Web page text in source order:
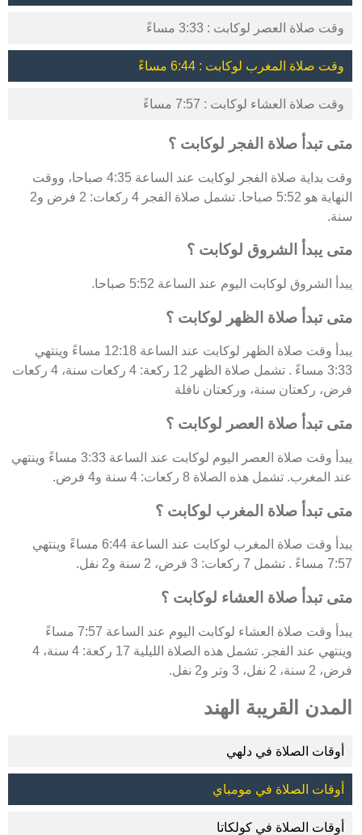
وقت صلاة العصر لوكابت : 3:33 مساءً
وقت صلاة المغرب لوكابت : 6:44 مساءً
وقت صلاة العشاء لوكابت : 7:57 مساءً
متى تبدأ صلاة الفجر لوكابت ؟
وقت بداية صلاة الفجر لوكابت عند الساعة 4:35 صباحا، ووقت
النهاية هو 5:52 صباحا. تشمل صلاة الفجر 4 ركعات: 2 فرض و2
سنة.
متى يبدأ الشروق لوكابت ؟
يبدأ الشروق لوكابت اليوم عند الساعة 5:52 صباحا.
متى تبدأ صلاة الظهر لوكابت ؟
يبدأ وقت صلاة الظهر لوكابت عند الساعة 12:18 مساءً وينتهي
3:33 مساءً . تشمل صلاة الظهر 12 ركعة: 4 ركعات سنة، 4 ركعات
فرض، ركعتان سنة، وركعتان نافلة
متى تبدأ صلاة العصر لوكابت ؟
يبدأ وقت صلاة العصر اليوم لوكابت عند الساعة 3:33 مساءً وينتهي
عند المغرب. تشمل هذه الصلاة 8 ركعات: 4 سنة و4 فرض.
متى تبدأ صلاة المغرب لوكابت ؟
يبدأ وقت صلاة المغرب لوكابت عند الساعة 6:44 مساءً وينتهي
7:57 مساءً . تشمل 7 ركعات: 3 فرض، 2 سنة و2 نفل.
متى تبدأ صلاة العشاء لوكابت ؟
يبدأ وقت صلاة العشاء لوكابت اليوم عند الساعة 7:57 مساءً
وينتهي عند الفجر. تشمل هذه الصلاة الليلية 17 ركعة: 4 سنة، 4
فرض، 2 سنة، 2 نفل، 3 وتر و2 نفل.
المدن القريبة الهند
أوقات الصلاة في دلهي
أوقات الصلاة في مومباي
أوقات الصلاة في كولكاتا